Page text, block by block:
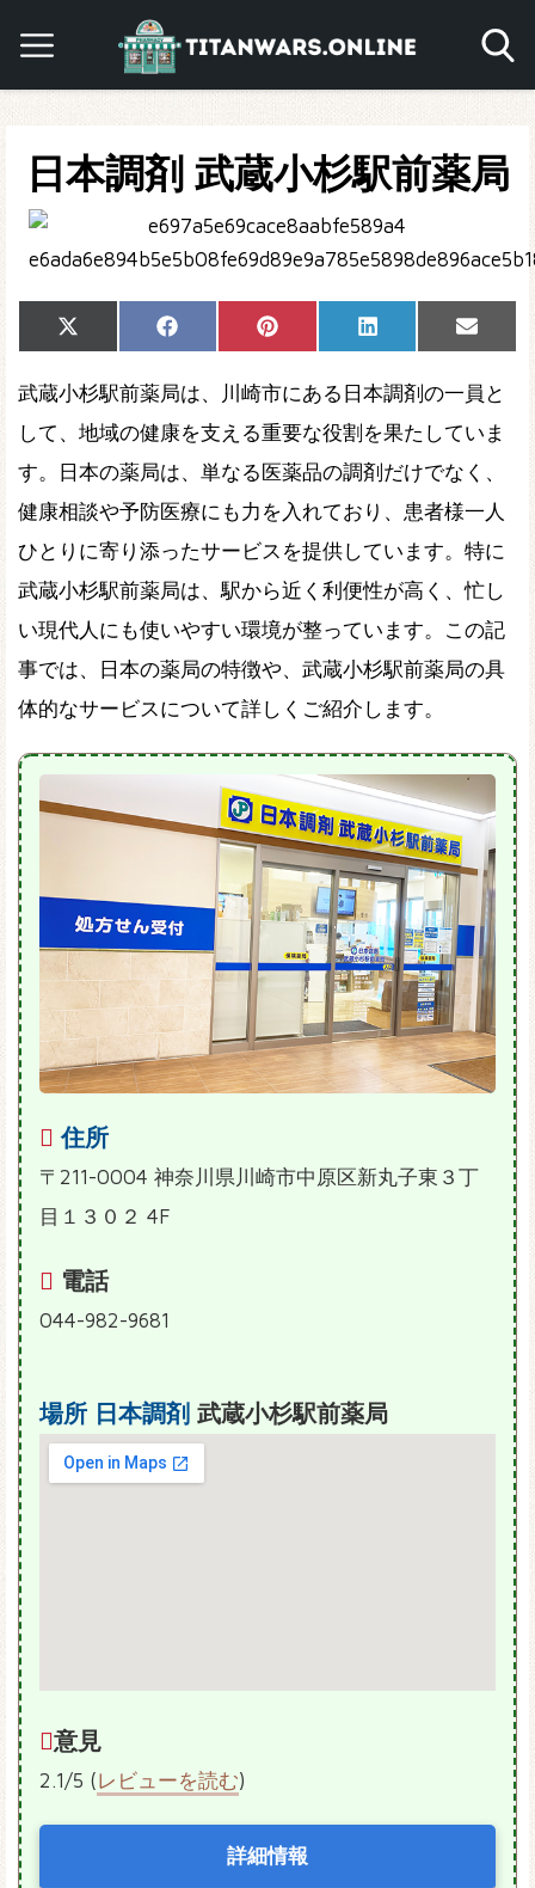
日本調剤 武蔵小杉駅前薬局
Share
on
X
(Twitter)
Share
on
Facebook Share
on
Pinterest Share
on
LinkedIn
Share
on
Email
武蔵小杉駅前薬局は、川崎市にある日本調剤の一員と
して、地域の健康を支える重要な役割を果たしていま
す。日本の薬局は、単なる医薬品の調剤だけでなく、
健康相談や予防医療にも力を入れており、患者様一人
ひとりに寄り添ったサービスを提供しています。特に
武蔵小杉駅前薬局は、駅から近く利便性が高く、忙し
い現代人にも使いやすい環境が整っています。この記
事では、日本の薬局の特徴や、武蔵小杉駅前薬局の具
体的なサービスについて詳しくご紹介します。
住所
〒211-0004 神奈川県川崎市中原区新丸子東３丁
目１３０２ 4F
電話
044-982-9681
場所 日本調剤 武蔵小杉駅前薬局
意見
2.1/5 (レビューを読む)
詳細情報